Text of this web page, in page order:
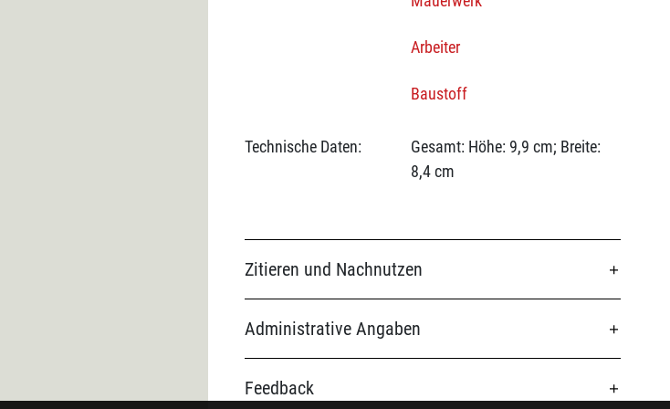
Arbeiter
Baustoff
Technische Daten:
Gesamt: Höhe: 9,9 cm; Breite:
8,4 cm
Zitieren und Nachnutzen
Administrative Angaben
Feedback